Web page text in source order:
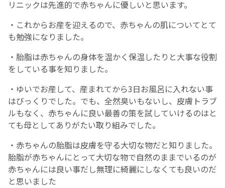
リニックは先進的で赤ちゃんに優しいと思います。
・これからお産を迎えるので、赤ちゃんの肌についてとて
も勉強になりました。
・胎脂は赤ちゃんの身体を温かく保温したりと大事な役割
をしている事を知りました。
・ゆいでお産して、産まれてから3日お風呂に入れない事
はびっくりでした。でも、全然臭いもないし、皮膚トラブ
ルもなく、赤ちゃんに良い最善の策を試していけるのはと
ても母としてありがたい取り組みでした。
・赤ちゃんの胎脂は皮膚を守る大切な物だと知りました。
胎脂が赤ちゃんにとって大切な物で自然のままでいるのが
赤ちゃんには良い事だし無理に綺麗にしなくても良いのだ
と思いました